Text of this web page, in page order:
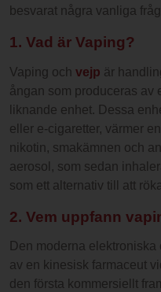
besvarat några vanliga
1. Vad är Vaping?
Vaping och vejp är
ångan som produceras av
liknande enhet. Dessa
eller e-cigaretter, värmer
nikotin, smakämnen och
aerosol, som sedan
som ett alternativ till att
2. Vem uppfann
Den moderna
av en kinesisk farmaceut
den första kommersiellt